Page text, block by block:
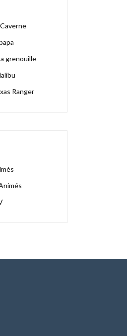
grenouille
Ranger